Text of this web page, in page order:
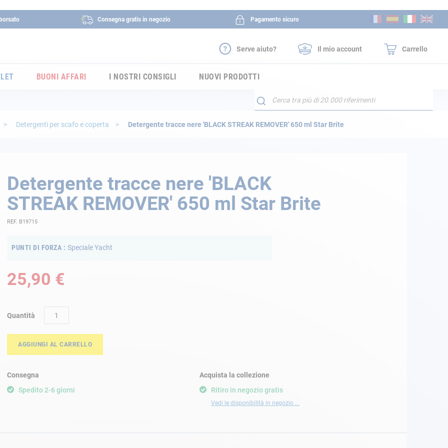
Consegna gratis in negozio Pagamento sicuro
al
Serve aiuto? Il mio account Carrello
BUONI AFFARI I NOSTRI CONSIGLI NUOVI PRODOTTI
Search
Detergenti per scafo e coperta Detergente tracce nere 'BLACK STREAK REMOVER' 650 ml Star Brite
Detergente tracce nere 'BLACK
STREAK REMOVER' 650 ml Star Brite
REF. B19715
PUNTI DI FORZA Speciale Yacht
25,90 €
Quantità
AGGIUNGI AL CARRELLO
Consegna
Spedito 2-6 giorni
Ritiro in negozio gratis
Vedi le disponibilità in negozio ...
Acquista la collezione